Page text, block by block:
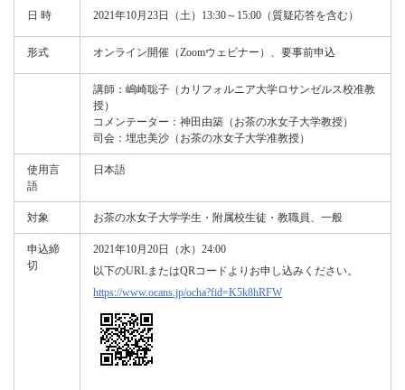
日 時 2021年10月23日（土）13:30～15:00（質疑応答を含む）
形式 オンライン開催（Zoomウェビナー）、要事前申込
講師：嶋崎聡子（カリフォルニア大学ロサンゼルス校准教
授）
コメンテーター：神田由築（お茶の水女子大学教授）
司会：埋忠美沙（お茶の水女子大学准教授）
使用言
語
日本語
対象 お茶の水女子大学学生・附属校生徒・教職員、一般
申込締
切
2021年10月20日（水）24:00
以下のURLまたはQRコードよりお申し込みください。
https://www.ocans.jp/ocha?fid=K5k8hRFW